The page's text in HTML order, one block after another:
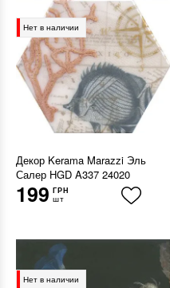
Нет в наличии
Декор Kerama Marazzi Эль
Салер HGD A337 24020
199 ГРН
шт
Нет в наличии